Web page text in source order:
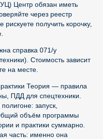
Центр обязан иметь
через реестр
получить корочку,
справка 071/у
Стоимость зависит
на месте.
Теория — правила
ПДД для спецтехники.
запуск,
объём программы
и практики суммарно.
часть: именно она